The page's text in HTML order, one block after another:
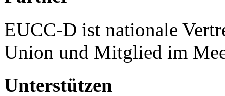
EUCC-D ist nationale
Union und Mitglied im
Unterstützen